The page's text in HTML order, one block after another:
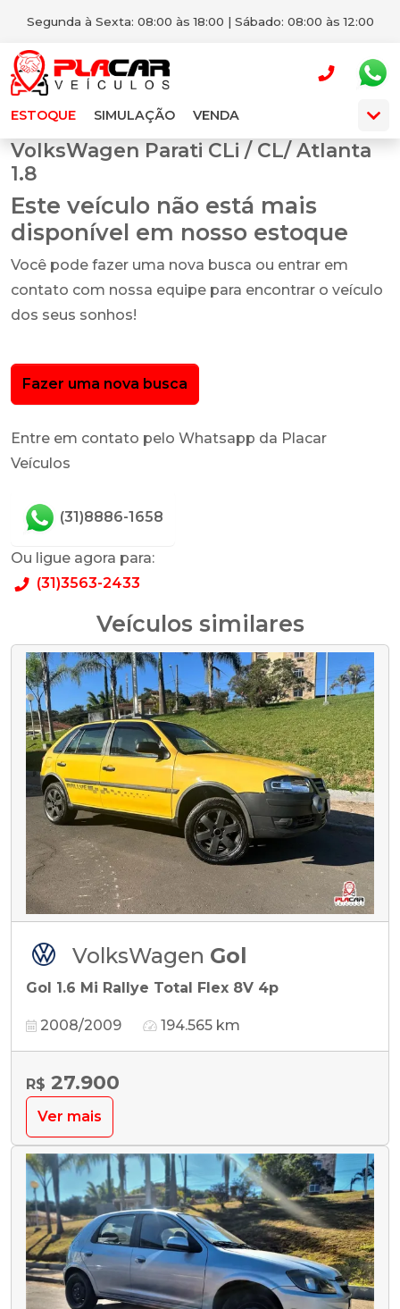
Segunda à Sexta: 08:00 às 18:00 | Sábado: 08:00 às 12:00
ESTOQUE SIMULAÇÃO VENDA
VolksWagen Parati CLi / CL/ Atlanta
1.8
Este veículo não está mais
disponível em nosso estoque
Você pode fazer uma nova busca ou entrar em
contato com nossa equipe para encontrar o veículo
dos seus sonhos!
Fazer uma nova busca
Entre em contato pelo Whatsapp da Placar
Veículos
(31)8886-1658
Ou ligue agora para:
(31)3563-2433
Veículos similares
VolksWagen Gol
Gol 1.6 Mi Rallye Total Flex 8V 4p
2008/2009 194.565 km
R$ 27.900
Ver mais